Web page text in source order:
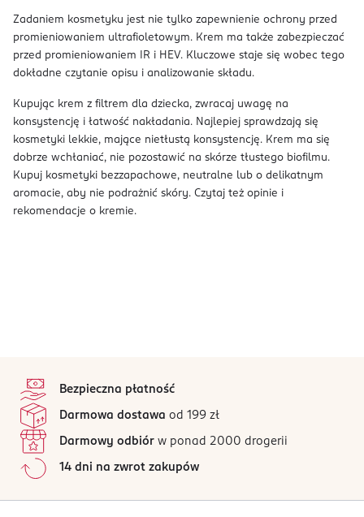
Zadaniem kosmetyku jest nie tylko zapewnienie ochrony przed
promieniowaniem ultrafioletowym. Krem ma także zabezpieczać
przed promieniowaniem IR i HEV. Kluczowe staje się wobec tego
dokładne czytanie opisu i analizowanie składu.
Kupując krem z filtrem dla dziecka, zwracaj uwagę na
konsystencję i łatwość nakładania. Najlepiej sprawdzają się
kosmetyki lekkie, mające nietłustą konsystencję. Krem ma się
dobrze wchłaniać, nie pozostawić na skórze tłustego biofilmu.
Kupuj kosmetyki bezzapachowe, neutralne lub o delikatnym
aromacie, aby nie podrażnić skóry. Czytaj też opinie i
rekomendacje o kremie.
Bezpieczna płatność
Darmowa dostawa od 199 zł
Darmowy odbiór w ponad 2000 drogerii
14 dni na zwrot zakupów